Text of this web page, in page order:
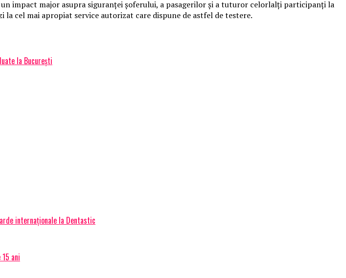
impact major asupra siguranţei şoferului, a pasagerilor şi a tuturor celorlalţi participanţi la
la cel mai apropiat service autorizat care dispune de astfel de testere.
la București
internaționale la Dentastic
ani